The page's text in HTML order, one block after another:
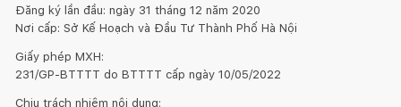
Đăng ký lần đầu: ngày 31 tháng 12 năm 2020
Nơi cấp: Sở Kế Hoạch và Đầu Tư Thành Phố Hà Nội
Giấy phép MXH:
231/GP-BTTTT do BTTTT cấp ngày 10/05/2022
Chịu trách nhiệm nội dung: